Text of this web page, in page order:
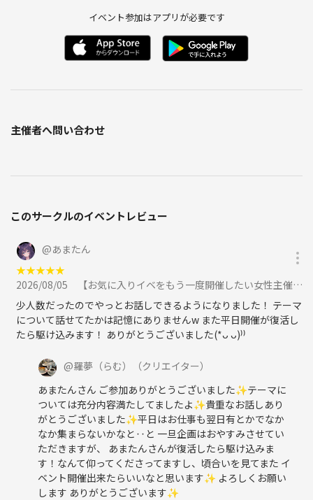
イベント参加はアプリが必要です
主催者へ問い合わせ
このサークルのイベントレビュー
@あまたん
★★★★★
2026/08/05
【お気に入りイベをもう一度開催したい女性主催】神様はそんなにいじわるじゃない☆日頃の小さな幸せに感謝☆水曜はこの日ラストに参加
少人数だったのでやっとお話しできるようになりました！ テーマ
について話せてたかは記憶にありませんw また平日開催が復活し
たら駆け込みます！ ありがとうございました(*ᴗ ᴗ)⁾⁾
@羅夢（らむ）
（クリエイター）
あまたんさん ご参加ありがとうございました✨テーマに
ついては充分内容満たしてましたよ✨貴重なお話しあり
がとうございました✨平日はお仕事も翌日有とかでなか
なか集まらないかなと‥と 一旦企画はおやすみさせてい
ただきますが、 あまたんさんが復活したら駆け込みま
す！なんて仰ってくださってますし、頃合いを見てまた イ
ベント開催出来たらいいなと思います✨ よろしくお願い
します ありがとうございます✨